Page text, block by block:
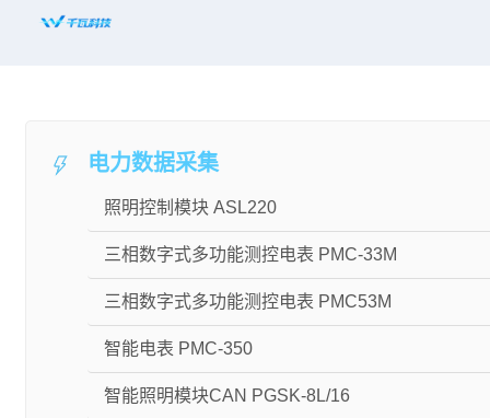
新闻资讯
适配设备
知名案例
合作共赢
电力数据采集
照明控制模块 ASL220
三相数字式多功能测控电表 PMC-33M
三相数字式多功能测控电表 PMC53M
智能电表 PMC-350
智能照明模块CAN PGSK-8L/16